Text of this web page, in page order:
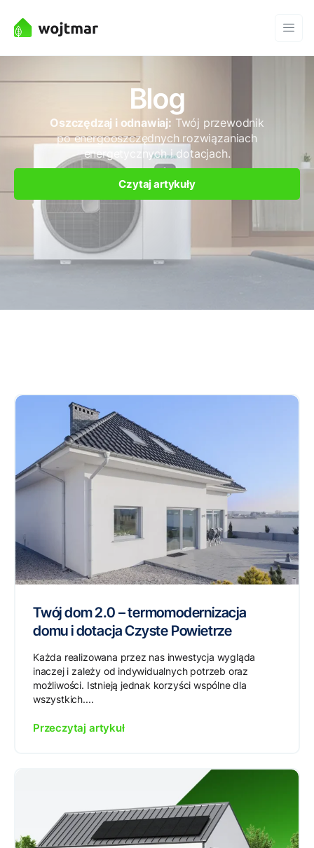
Blog
Oszczędzaj i odnawiaj: Twój przewodnik
po energooszczędnych rozwiązaniach
energetycznych i dotacjach.
Czytaj artykuły
Twój dom 2.0 – termomodernizacja
domu i dotacja Czyste Powietrze
Każda realizowana przez nas inwestycja wygląda
inaczej i zależy od indywidualnych potrzeb oraz
możliwości. Istnieją jednak korzyści wspólne dla
wszystkich....
Przeczytaj artykuł